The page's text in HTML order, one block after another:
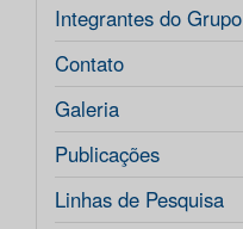
Integrantes do Grupo
Contato
Galeria
Publicações
Linhas de Pesquisa